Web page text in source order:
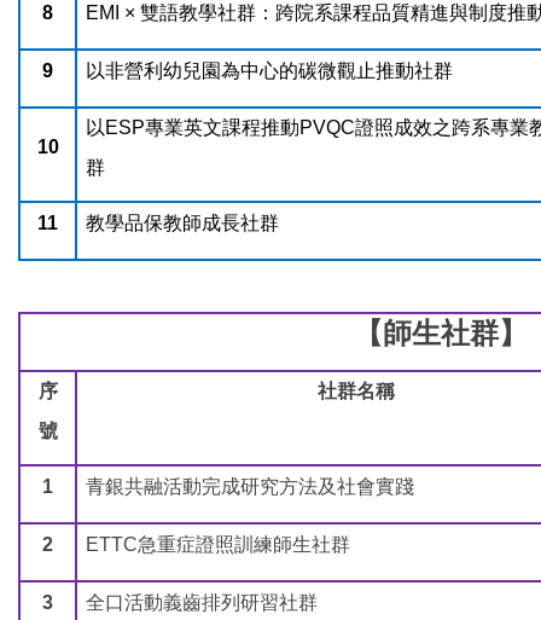
8 EMI × 雙語教學社群：跨院系課程品質精進與制度推
9 以非營利幼兒園為中心的碳微觀止推動社群
10
以ESP專業英文課程推動PVQC證照成效之跨系專業
群
11 教學品保教師成長社群
【師生社群】
序
號
社群名稱
1 青銀共融活動完成研究方法及社會實踐
2 ETTC急重症證照訓練師生社群
3 全口活動義齒排列研習社群